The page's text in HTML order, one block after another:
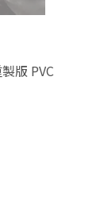
重製版 PVC